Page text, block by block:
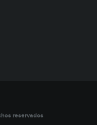
reservados